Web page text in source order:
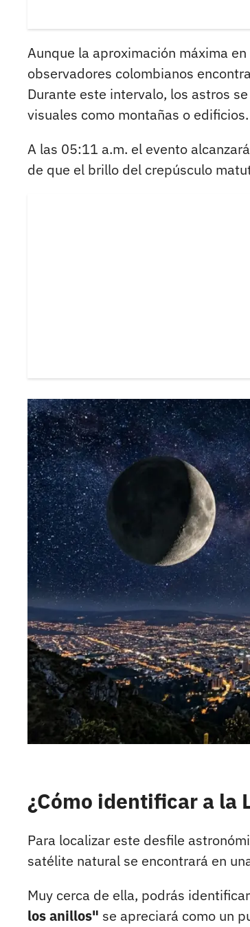
Aunque la aproximación máxima
observadores colombianos
Durante este intervalo, los astros
visuales como montañas o edificios.
A las 05:11 a.m. el evento
de que el brillo del crepúsculo
¿Cómo identificar a la
Para localizar este desfile
satélite natural se encontrará en
Muy cerca de ella, podrás
los anillos" se apreciará como un